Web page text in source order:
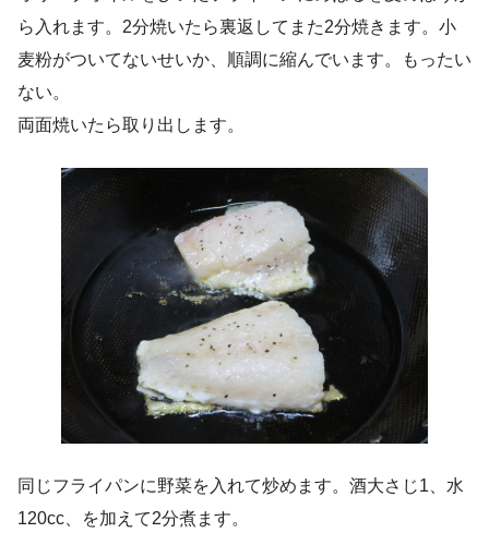
ら入れます。2分焼いたら裏返してまた2分焼きます。小
麦粉がついてないせいか、順調に縮んでいます。もったい
ない。
両面焼いたら取り出します。
同じフライパンに野菜を入れて炒めます。酒大さじ1、水
120cc、を加えて2分煮ます。